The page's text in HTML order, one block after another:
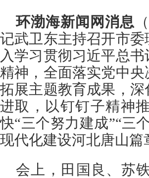
环渤海新闻网消息
记武卫东主持召开市
入学习贯彻习近平总
精神，全面落实党中
拓展主题教育成果，
进取，以钉钉子精神
快“三个努力建成”“三
现代化建设河北唐山篇
会上，田国良、苏